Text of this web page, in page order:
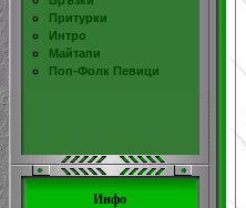
Притурки
Интро
Майтапи
Поп-Фолк Певици
Инфо